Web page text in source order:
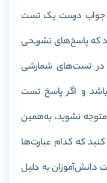
به جواب درست یک تست
که پاسخ‌های تشریحی
در تست‌های شمارشی
و اگر پاسخ تست
متوجه نشوید، به‌همین
که کدام عبارت‌ها
دانش‌آموزان به دلیل